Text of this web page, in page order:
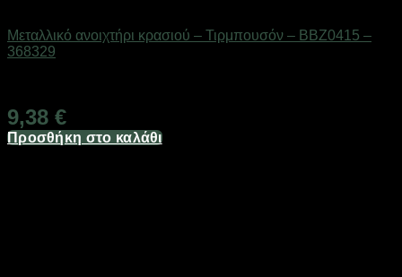
Μεταλλικό ανοιχτήρι κρασιού – Τιρμπουσόν – BBZ0415 –
368329
9,38 €
Προσθήκη στο καλάθι